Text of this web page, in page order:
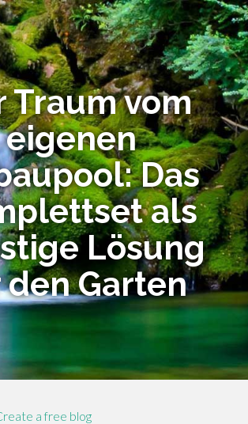
Traum vom
eigenen
Das
als
Lösung
Garten
a free blog